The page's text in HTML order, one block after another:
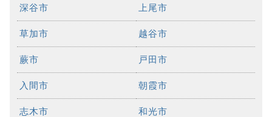
深谷市 上尾市
草加市 越谷市
蕨市 戸田市
入間市 朝霞市
志木市 和光市